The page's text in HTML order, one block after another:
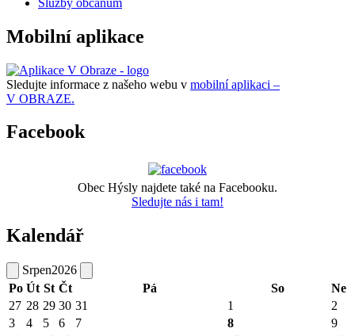
Mobilní aplikace
Sledujte informace z našeho webu v mobilní aplikaci –
V OBRAZE.
Facebook
Obec Hýsly najdete také na Facebooku.
Sledujte nás i tam!
Kalendář
Srpen2026
Po Út St Čt Pá So
Ne
27 28 29 30 31 1
2
3
4 5 6 7 8
9